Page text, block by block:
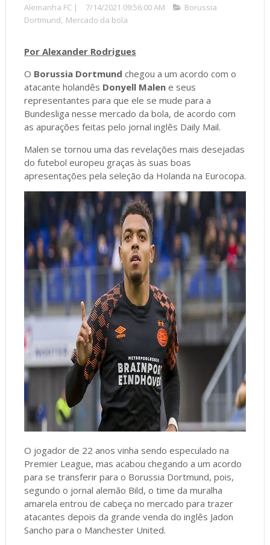
Alemanha FC | 7/14/2021 09:56:00 AM
Borussia
Dortmund, Mercado da bola
Por Alexander Rodrigues
O Borussia Dortmund chegou a um acordo com o
atacante holandês Donyell Malene seus
representantes para que ele se mude para a
Bundesliga nesse mercado da bola, de acordo com
as apurações feitas pelo jornal inglês Daily Mail.
Malen se tornou uma das revelações mais desejadas
do futebol europeu graças às suas boas
apresentações pela seleção da Holanda na Eurocopa.
O jogador de 22 anos vinha sendo especulado na
Premier League, mas acabou chegando a um acordo
para se transferir para o Borussia Dortmund, pois,
segundo o jornal alemão Bild, o time da muralha
amarela entrou de cabeça no mercado para trazer
atacantes depois da grande venda do inglês Jadon
Sancho para o Manchester United.